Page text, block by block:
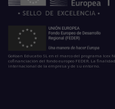
GoKoan Educatio SL en el marco del programa Icex
cofinanciación del fondo europeo FEDER. La
internacional de la empresa y de su entorno.